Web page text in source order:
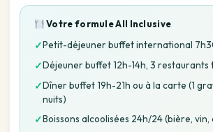
Votre formuleAll Inclusive
✓Petit-déjeuner buffet international
✓Déjeuner buffet 12h-14h, 3 restaurants
✓Dîner buffet 19h-21h ou à la carte (1
nuits)
✓Boissons alcoolisées 24h/24 (bière, vin,